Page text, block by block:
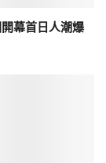
幕首日人潮爆